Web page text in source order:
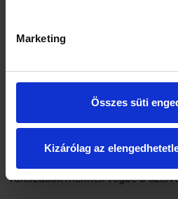
Marketing
Összes süti
Kizárólag az
Bár a D-vitamin hiánya
fontos a fogantatástól számított
soha meg nem ismételhető
változások mennek végbe a